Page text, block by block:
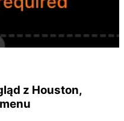
z Houston,